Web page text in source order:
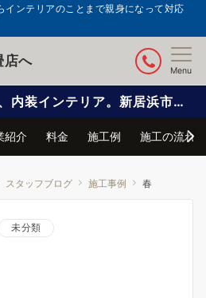
インテリアのことまで親身になって対応
店へ
Menu
畳、襖、障子、クロス、内装インテリア。新居浜市で信頼と実績の自社施工
紹介 料金 施工例 施工の流れ
スタッフブログ 施工事例 春
未分類